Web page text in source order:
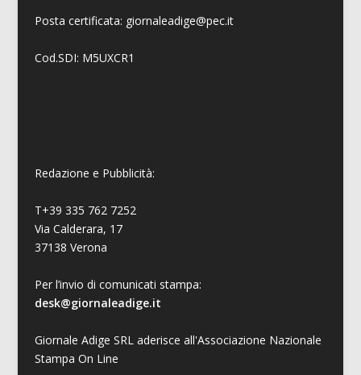
Posta certificata: giornaleadige@pec.it
Cod.SDI: M5UXCR1
Redazione e Pubblicità:
T+39 335 762 7252
Via Calderara, 17
37138 Verona
Per l’invio di comunicati stampa:
desk@giornaleadige.it
Giornale Adige SRL aderisce all'Associazione Nazionale
Stampa On Line